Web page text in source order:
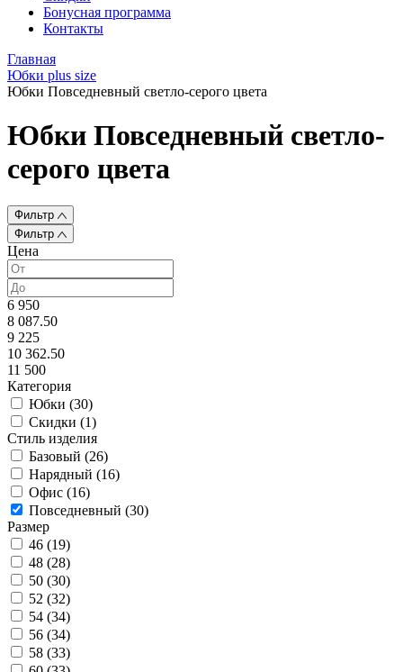
Бонусная программа
Контакты
Главная
Юбки plus size
Юбки Повседневный светло-серого цвета
Юбки Повседневный светло-
серого цвета
Фильтр
Фильтр
Цена
6 950
8 087.50
9 225
10 362.50
11 500
Категория
Юбки (30)
Скидки (1)
Стиль изделия
Базовый (26)
Нарядный (16)
Офис (16)
Повседневный (30)
Размер
46 (19)
48 (28)
50 (30)
52 (32)
54 (34)
56 (34)
58 (33)